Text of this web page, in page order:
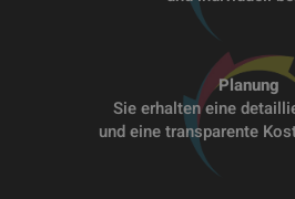
Planung
Sie erhalten eine
und eine transparente